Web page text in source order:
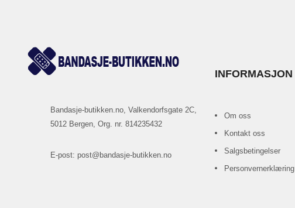
Bandasje-butikken.no, Valkendorfsgate 2C,
5012 Bergen, Org. nr. 814235432
E-post: post@bandasje-butikken.no
INFORMASJON
Om oss
Kontakt oss
Salgsbetingelser
Personvernerklæring